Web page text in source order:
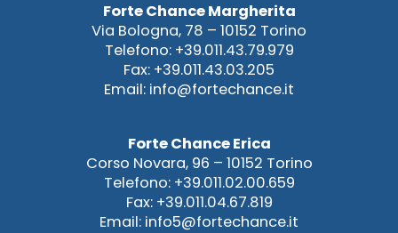
Forte Chance Margherita
Via Bologna, 78 – 10152 Torino
Telefono: +39.011.43.79.979
Fax: +39.011.43.03.205
Email: info@fortechance.it
Forte Chance Erica
Corso Novara, 96 – 10152 Torino
Telefono: +39.011.02.00.659
Fax: +39.011.04.67.819
Email: info5@fortechance.it